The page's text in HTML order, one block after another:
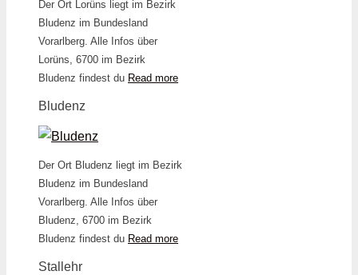
Der Ort Lorüns liegt im Bezirk
Bludenz im Bundesland
Vorarlberg. Alle Infos über
Lorüns, 6700 im Bezirk
Bludenz findest du Read more
Bludenz
Der Ort Bludenz liegt im Bezirk
Bludenz im Bundesland
Vorarlberg. Alle Infos über
Bludenz, 6700 im Bezirk
Bludenz findest du Read more
Stallehr